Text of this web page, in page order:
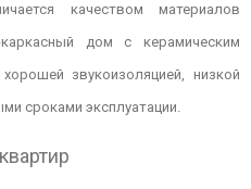
качеством материалов
дом с керамическим
звукоизоляцией, низкой
сроками эксплуатации.